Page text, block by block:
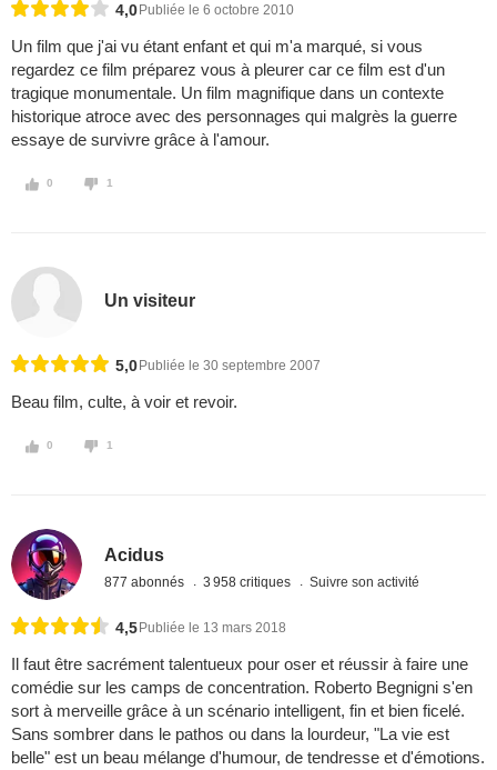
4,0 Publiée le 6 octobre 2010
Un film que j'ai vu étant enfant et qui m'a marqué, si vous
regardez ce film préparez vous à pleurer car ce film est d'un
tragique monumentale. Un film magnifique dans un contexte
historique atroce avec des personnages qui malgrès la guerre
essaye de survivre grâce à l'amour.
0 1
Un visiteur
5,0 Publiée le 30 septembre 2007
Beau film, culte, à voir et revoir.
0 1
Acidus
877 abonnés 3 958 critiques Suivre son activité
4,5 Publiée le 13 mars 2018
Il faut être sacrément talentueux pour oser et réussir à faire une
comédie sur les camps de concentration. Roberto Begnigni s'en
sort à merveille grâce à un scénario intelligent, fin et bien ficelé.
Sans sombrer dans le pathos ou dans la lourdeur, "La vie est
belle" est un beau mélange d'humour, de tendresse et d'émotions.